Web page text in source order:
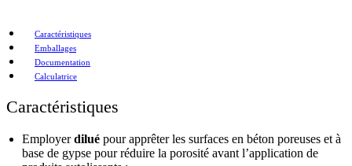
Caractéristiques
Emballages
Documentation
Calculatrice
Caractéristiques
Employerdilué pour apprêter les surfaces en béton poreuses et à
base de gypse pour réduire la porosité avant l’application de